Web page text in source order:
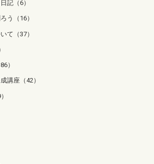
記（6）
う（16）
て（37）
）
講座（42）